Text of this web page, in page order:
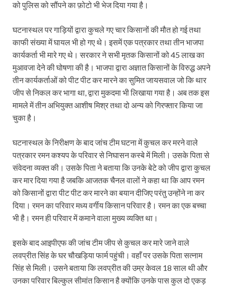
को पुलिस को सौंपने का फ़ोटो भी भेज दिया गया है।
घटनास्थल पर गाड़ियों द्वारा कुचले गए चार किसानों की मौत हो गई तथा
काफी संख्या में घायल भी हो गए थे। इसमें एक पत्रकार तथा तीन भाजपा
कार्यकर्ता भी मारे गए थे। सरकार ने सभी मृतक किसानों को 45 लाख का
मुआवजा देने की घोषणा की है। भाजपा द्वारा अज्ञात किसानों के विरुद्ध अपने
तीन कार्यकर्ताओं को पीट पीट कर मारने का सुमित जायसवाल जो कि थार
जीप से निकल कर भागा था, द्वारा मुकदमा भी लिखाया गया है। अब तक इस
मामले में तीन अभियुक्त आशीष मिश्र तथा दो अन्य को गिरफ्तार किया जा
चुका है।
घटनास्थल के निरीक्षण के बाद जांच टीम घटना में कुचल कर मरने वाले
पत्रकार रमन कश्यप के परिवार से निघासन कस्बे में मिली। उसके पिता से
संवेदना व्यक्त की। उसके पिता ने बताया कि उनके बेटे को जीप द्वारा कुचल
कर मार दिया गया है जबकि आजतक चैनल वालों ने कहा था कि आप रमन
को किसानों द्वारा पीट पीट कर मारने का बयान दीजिए परंतु उन्होंने ना कर
दिया। रमन का परिवार मध्य वर्गीय किसान परिवार है। रमन का एक बच्चा
भी है। रमन ही परिवार में कमाने वाला मुख्य व्यक्ति था।
इसके बाद आइपीएफ की जांच टीम जीप से कुचल कर मारे जाने वाले
लवप्रीत सिंह के घर चौखड़िया फार्म पहुंची। वहाँ पर उसके पिता सत्नाम
सिंह से मिली। उसने बताया कि लवप्रीत की उम्र केवल 18 साल थी और
उनका परिवार बिल्कुल सीमांत किसान है क्योंकि उनके पास कुल दो एकड़